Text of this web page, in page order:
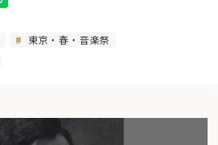
東京・春・音楽祭